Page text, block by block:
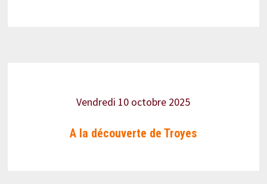
Vendredi 10 octobre 2025
A la découverte de Troyes